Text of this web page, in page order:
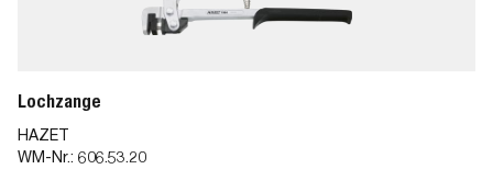
Lochzange
HAZET
WM-Nr.: 606.53.20